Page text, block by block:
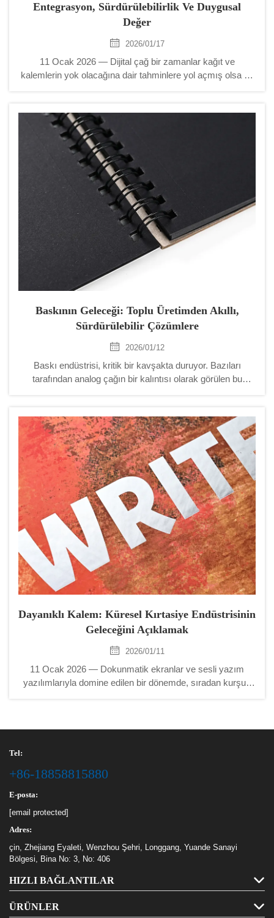
Entegrasyon, Sürdürülebilirlik Ve Duygusal
Değer
2026/01/17
11 Ocak 2026 — Dijital çağ bir zamanlar kağıt ve
kalemlerin yok olacağına dair tahminlere yol açmış olsa da
bir dönüşüm geçiriyor. Şu anki …
Baskının Geleceği: Toplu Üretimden Akıllı,
Sürdürülebilir Çözümlere
2026/01/12
Baskı endüstrisi, kritik bir kavşakta duruyor. Bazıları
tarafından analog çağın bir kalıntısı olarak görülen bu
geçilmekten çok, sektör kendini dönüştürüyor...
Dayanıklı Kalem: Küresel Kırtasiye Endüstrisinin
Geleceğini Açıklamak
2026/01/11
11 Ocak 2026 — Dokunmatik ekranlar ve sesli yazım
yazılımlarıyla domine edilen bir dönemde, sıradan kurşun
Tel:
+86-18858815880
E-posta:
[email protected]
Adres:
çin, Zhejiang Eyaleti, Wenzhou Şehri, Longgang, Yuande Sanayi
Bölgesi, Bina No: 3, No: 406
HIZLI BAĞLANTILAR
ÜRÜNLER